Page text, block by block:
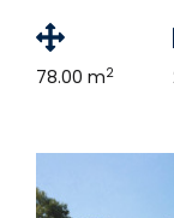
78.00 m2